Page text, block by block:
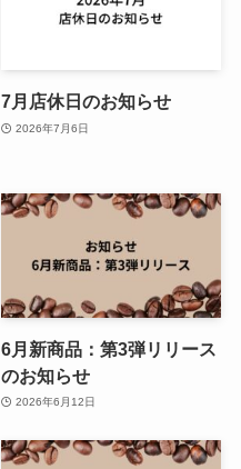
7月店休日のお知らせ
2026年7月6日
6月新商品：第3弾リリース
のお知らせ
2026年6月12日